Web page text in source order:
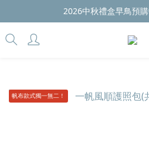
2026中秋禮盒早鳥預
帆布款式獨一無二！